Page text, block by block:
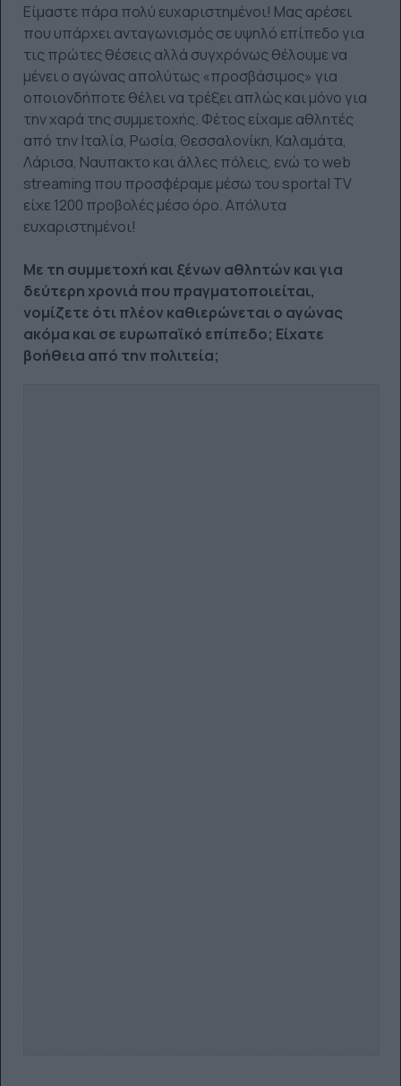
Είμαστε πάρα πολύ ευχαριστημένοι! Μας αρέσει
που υπάρχει ανταγωνισμός σε υψηλό επίπεδο για
τις πρώτες θέσεις αλλά συγχρόνως θέλουμε να
μένει ο αγώνας απολύτως «προσβάσιμος» για
οποιονδήποτε θέλει να τρέξει απλώς και μόνο για
την χαρά της συμμετοχής. Φέτος είχαμε αθλητές
από την Ιταλία, Ρωσία, Θεσσαλονίκη, Καλαμάτα,
Λάρισα, Ναυπακτο και άλλες πόλεις, ενώ το web
streaming που προσφέραμε μέσω του sportal TV
είχε 1200 προβολές μέσο όρο. Απόλυτα
ευχαριστημένοι!
Με τη συμμετοχή και ξένων αθλητών και για
δεύτερη χρονιά που πραγματοποιείται,
νομίζετε ότι πλέον καθιερώνεται ο αγώνας
ακόμα και σε ευρωπαϊκό επίπεδο; Είχατε
βοήθεια από την πολιτεία;